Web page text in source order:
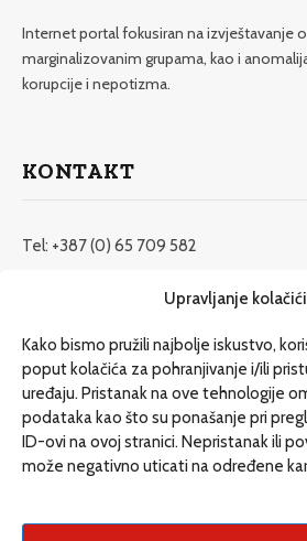
Upravljanje
Kako bismo pružili najbolje iskustvo,
poput kolačića za pohranjivanje i/ili
uređaju. Pristanak na ove tehnologije
podataka kao što su ponašanje pri
ID-ovi na ovoj stranici. Nepristanak ili
može negativno uticati na određene
Internet portal fokusiran na izvještavanje
marginalizovanim grupama, kao i
korupcije i nepotizma.
KONTAKT
Tel: +387 (0) 65 709 582
redakcija@etrafika.net
Dosije
Drugi pišu
Društvo